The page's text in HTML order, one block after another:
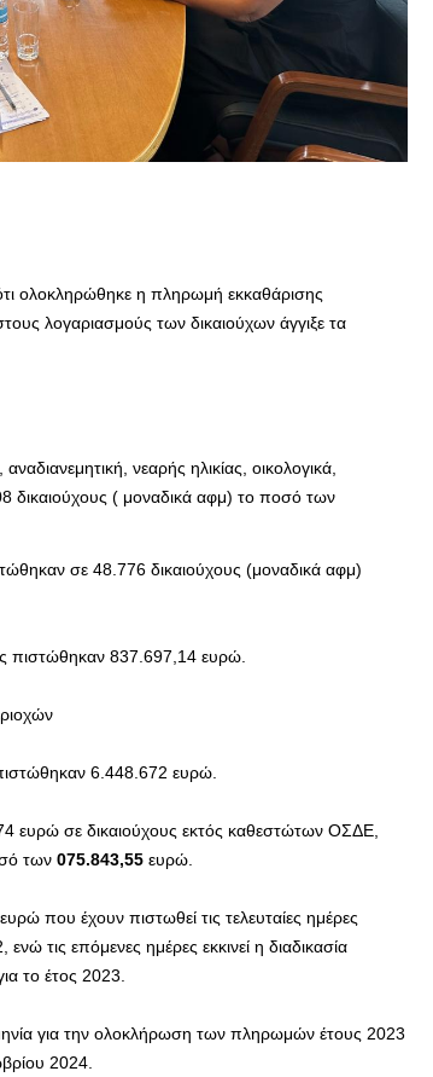
ολοκληρώθηκε η πληρωμή εκκαθάρισης
λογαριασμούς των δικαιούχων άγγιξε τα
νεαρής ηλικίας, οικολογικά,
δικαιούχους ( μοναδικά αφμ) το ποσό των
σε 48.776 δικαιούχους (μοναδικά αφμ)
πιστώθηκαν 837.697,14 ευρώ.
6.448.672 ευρώ.
ευρώ σε δικαιούχους εκτός καθεστώτων ΟΣΔΕ,
των 075.843,55 ευρώ.
ευρώ που έχουν πιστωθεί τις τελευταίες ημέρες
τις επόμενες ημέρες εκκινεί η διαδικασία
το έτος 2023.
για την ολοκλήρωση των πληρωμών έτους 2023
2024.